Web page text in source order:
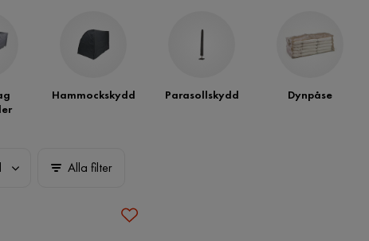
Hammockskydd Parasollskydd Dynpåse
Alla filter